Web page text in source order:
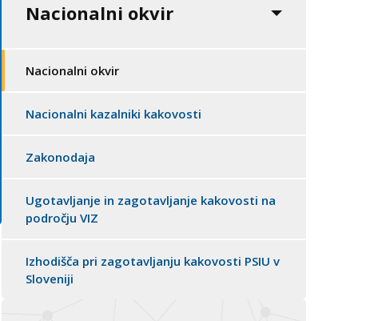
Nacionalni okvir
Nacionalni okvir
Nacionalni kazalniki kakovosti
Zakonodaja
Ugotavljanje in zagotavljanje kakovosti na
področju VIZ
Izhodišča pri zagotavljanju kakovosti PSIU v
Sloveniji